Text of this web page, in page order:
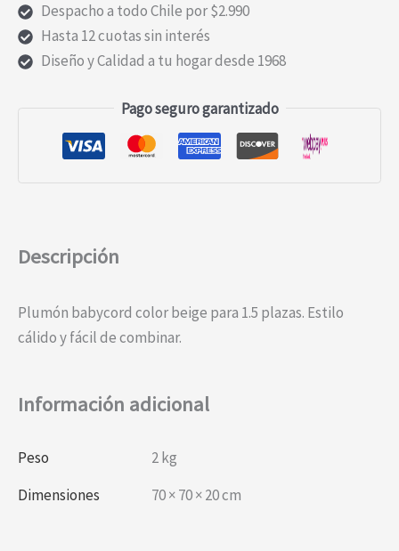
Despacho a todo Chile por $2.990
Hasta 12 cuotas sin interés
Diseño y Calidad a tu hogar desde 1968
Pago seguro garantizado
Descripción
Plumón babycord color beige para 1.5 plazas. Estilo
cálido y fácil de combinar.
Información adicional
Peso
2 kg
Dimensiones
70 × 70 × 20 cm